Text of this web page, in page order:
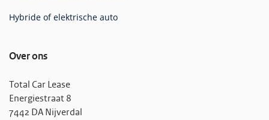
Hybride of elektrische auto
Over ons
Total Car Lease
Energiestraat 8
7442 DA Nijverdal